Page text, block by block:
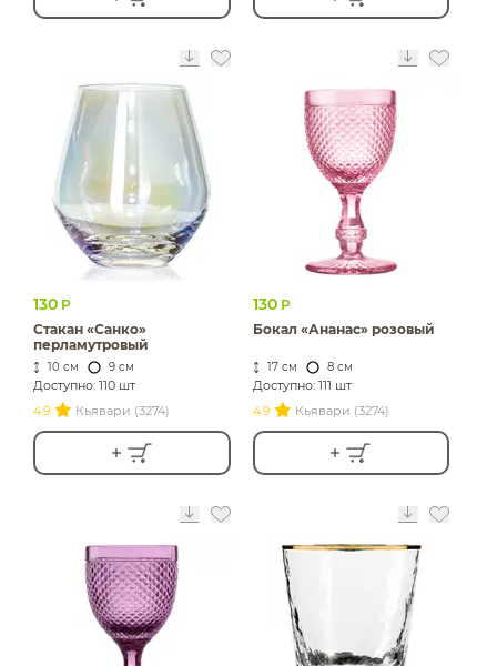
130 Р
Стакан «Санко»
перламутровый
10 см 9 см
Доступно: 110 шт
4.9
Кьявари (3274)
130 Р
Бокал «Ананас» розовый
17 см 8 см
Доступно: 111 шт
4.9
Кьявари (3274)